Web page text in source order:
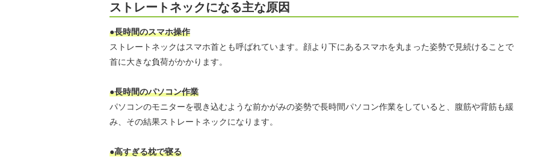
ストレートネックになる主な原因
●長時間のスマホ操作
ストレートネックはスマホ首とも呼ばれています。顔より下にあるスマホを丸まった姿勢で見続けることで
首に大きな負荷がかかります。
●長時間のパソコン作業
パソコンのモニターを覗き込むような前かがみの姿勢で長時間パソコン作業をしていると、腹筋や背筋も緩
み、その結果ストレートネックになります。
●高すぎる枕で寝る